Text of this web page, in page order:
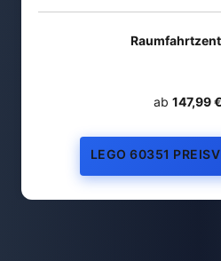
ab 147,99 €
LEGO 60351